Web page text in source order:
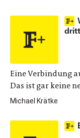
Eine Verbindung
Das ist gar keine
Michael Krätke